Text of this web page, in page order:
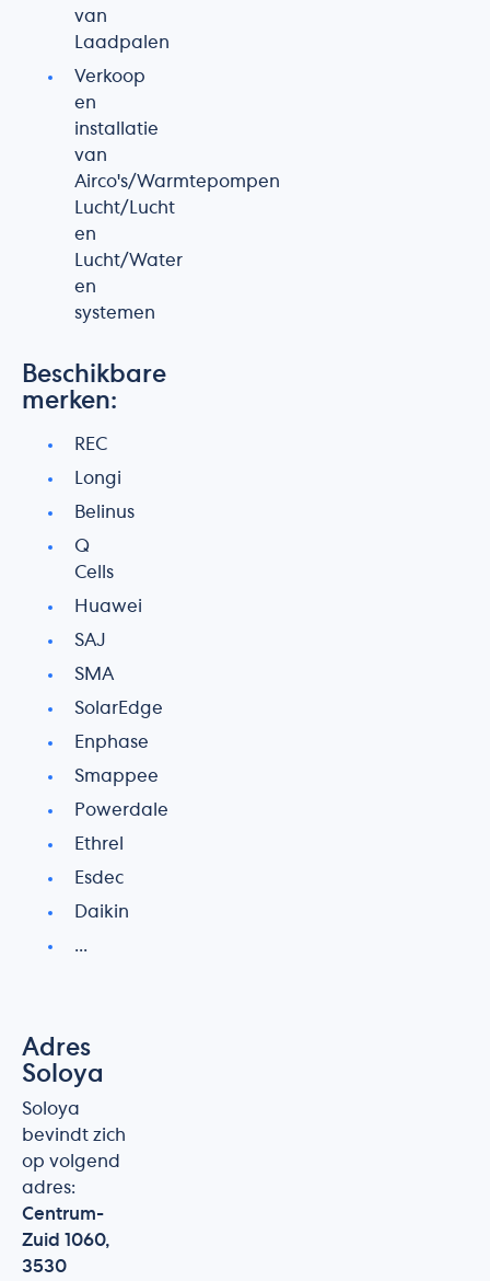
van
Laadpalen
Verkoop
en
installatie
van
Airco's/Warmtepompen
Lucht/Lucht
en
Lucht/Water
en
systemen
Beschikbare
merken:
REC
Longi
Belinus
Q
Cells
Huawei
SAJ
SMA
SolarEdge
Enphase
Smappee
Powerdale
Ethrel
Esdec
Daikin
...
Adres
Soloya
Soloya
bevindt zich
op volgend
adres:
Centrum-
Zuid 1060,
3530